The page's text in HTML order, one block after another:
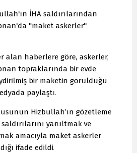
İHA saldırılarından
"maket askerler"
alan haberlere göre, askerler,
topraklarında bir evde
bir maketin görüldüğü
paylaştı.
Hizbullah’ın gözetleme
yanıltmak ve
amacıyla maket askerler
ifade edildi.